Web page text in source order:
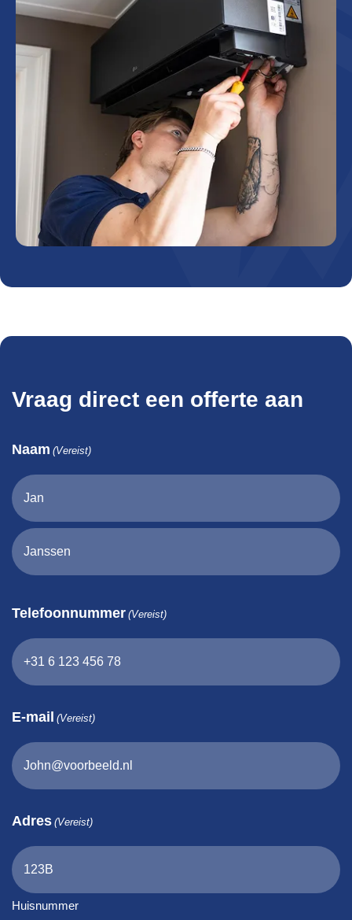
Vraag direct een offerte aan
Naam (Vereist)
Telefoonnummer (Vereist)
E-mail (Vereist)
Adres (Vereist)
Huisnummer